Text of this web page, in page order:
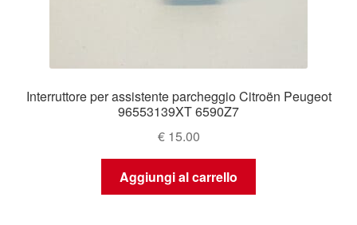
Interruttore per assistente parcheggio Citroën Peugeot
96553139XT 6590Z7
€15.00
Aggiungi al carrello